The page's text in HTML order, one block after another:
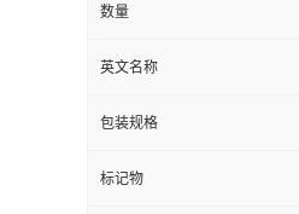
数量
英文名称
包装规格
标记物